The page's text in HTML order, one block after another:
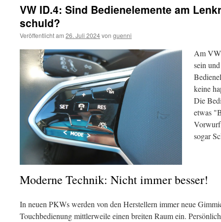
VW ID.4: Sind Bedienelemente am
schuld?
Veröffentlicht am 26. Juli 2024von guenni
Am
sein
keine
Die
etwas
sogar
Moderne Technik: Nicht immer besser!
In neuen PKWs werden von den Herstellern immer neue
Touchbedienung mittlerweile einen breiten Raum ein.